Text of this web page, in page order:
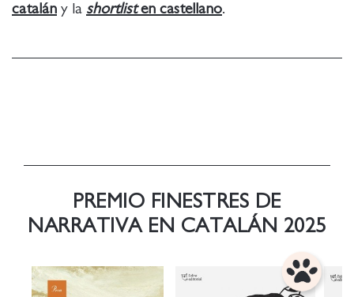
catalán y la shortlisten castellano.
PREMIO FINESTRES DE
NARRATIVA EN CATALÁN 2025